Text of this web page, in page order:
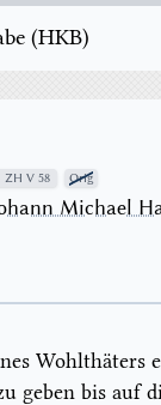
( H K B )
ZH V 58 Orig
Michael
Wohlthäters
geben bis auf